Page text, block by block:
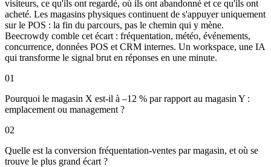
visiteurs, ce qu'ils ont regardé, où ils ont abandonné et ce qu'ils ont
acheté. Les magasins physiques continuent de s'appuyer uniquement
sur le POS : la fin du parcours, pas le chemin qui y mène.
Beecrowdy comble cet écart : fréquentation, météo, événements,
concurrence, données POS et CRM internes. Un workspace, une IA
qui transforme le signal brut en réponses en une minute.
01
Pourquoi le magasin X est-il à –12 % par rapport au magasin Y :
emplacement ou management ?
02
Quelle est la conversion fréquentation-ventes par magasin, et où se
trouve le plus grand écart ?